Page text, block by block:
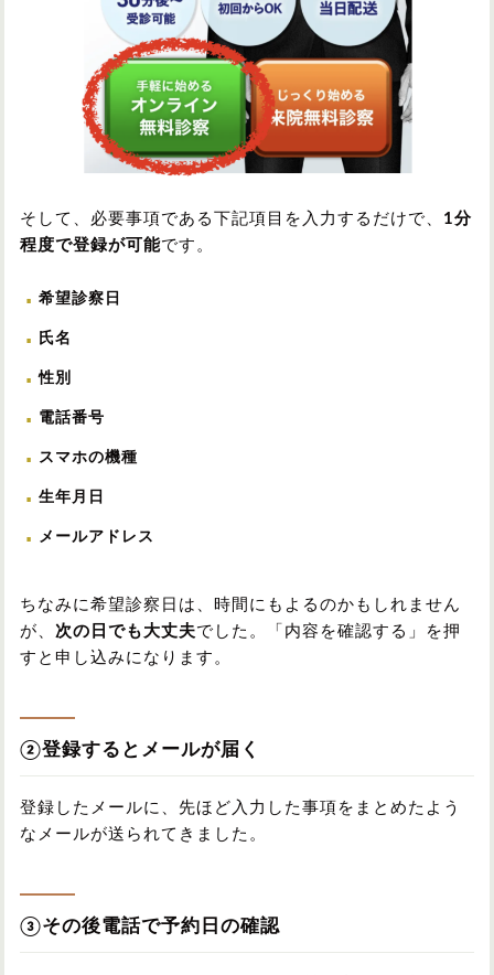
そして、必要事項である下記項目を入力するだけで、 1分
程度で登録が可能です。
希望診察日
氏名
性別
電話番号
スマホの機種
生年月日
メールアドレス
ちなみに希望診察日は、時間にもよるのかもしれません
が、 次の日でも大丈夫でした。「内容を確認する」を押
すと申し込みになります。
②登録するとメールが届く
登録したメールに、先ほど入力した事項をまとめたよう
なメールが送られてきました。
③その後電話で予約日の確認